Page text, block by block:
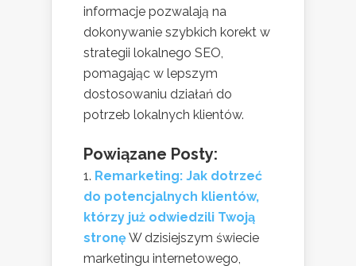
informacje pozwalają na
dokonywanie szybkich korekt w
strategii lokalnego SEO,
pomagając w lepszym
dostosowaniu działań do
potrzeb lokalnych klientów.
Powiązane Posty:
Remarketing: Jak dotrzeć
do potencjalnych klientów,
którzy już odwiedzili Twoją
stronęW dzisiejszym świecie
marketingu internetowego,